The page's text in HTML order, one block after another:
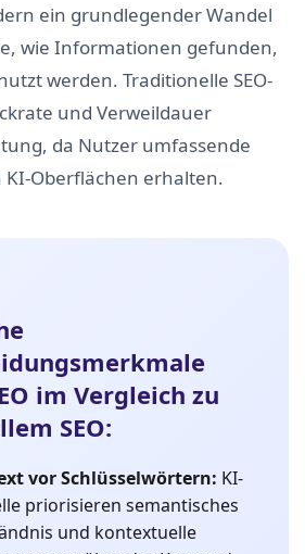
ein grundlegender Wandel
wie Informationen gefunden,
werden. Traditionelle SEO-
und Verweildauer
da Nutzer umfassende
Oberflächen erhalten.
im Vergleich zu
SEO:
vor Schlüsselwörtern: KI-
priorisieren semantisches
und kontextuelle